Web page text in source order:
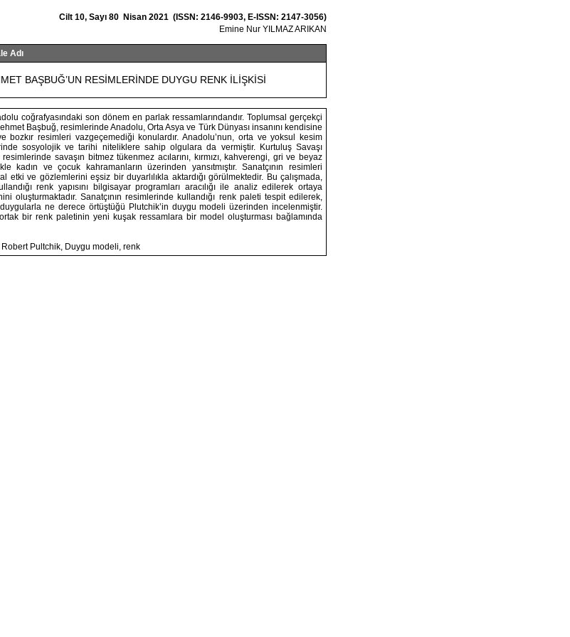
Cilt 10, Sayı 80 Nisan 2021 (ISSN: 2146-9903, E-ISSN: 2147-3056)
Emine Nur YILMAZ ARIKAN
Adı
BAŞBUĞ’UN RESİMLERİNDE DUYGU RENK İLİŞKİSİ
coğrafyasındaki son dönem en parlak ressamlarındandır. Toplumsal gerçekçi
Başbuğ, resimlerinde Anadolu, Orta Asya ve Türk Dünyası insanını kendisine
bozkır resimleri vazgeçemediği konulardır. Anadolu’nun, orta ve yoksul kesim
sosyolojik ve tarihi niteliklere sahip olgulara da vermiştir. Kurtuluş Savaşı
savaşın bitmez tükenmez acılarını, kırmızı, kahverengi, gri ve beyaz
kadın ve çocuk kahramanların üzerinden yansıtmıştır. Sanatçının resimleri
etki ve gözlemlerini eşsiz bir duyarlılıkla aktardığı görülmektedir. Bu çalışmada,
renk yapısını bilgisayar programları aracılığı ile analiz edilerek ortaya
oluşturmaktadır. Sanatçının resimlerinde kullandığı renk paleti tespit edilerek,
ne derece örtüştüğü Plutchik’in duygu modeli üzerinden incelenmiştir.
ortak bir renk paletinin yeni kuşak ressamlara bir model oluşturması bağlamında
Pultchik, Duygu modeli, renk